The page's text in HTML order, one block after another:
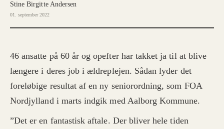
Stine Birgitte Andersen
01. september 2022
46 ansatte på 60 år og opefter har takket ja til at blive
længere i deres job i ældreplejen. Sådan lyder det
foreløbige resultat af en ny seniorordning, som FOA
Nordjylland i marts indgik med Aalborg Kommune.
”Det er en fantastisk aftale. Der bliver hele tiden